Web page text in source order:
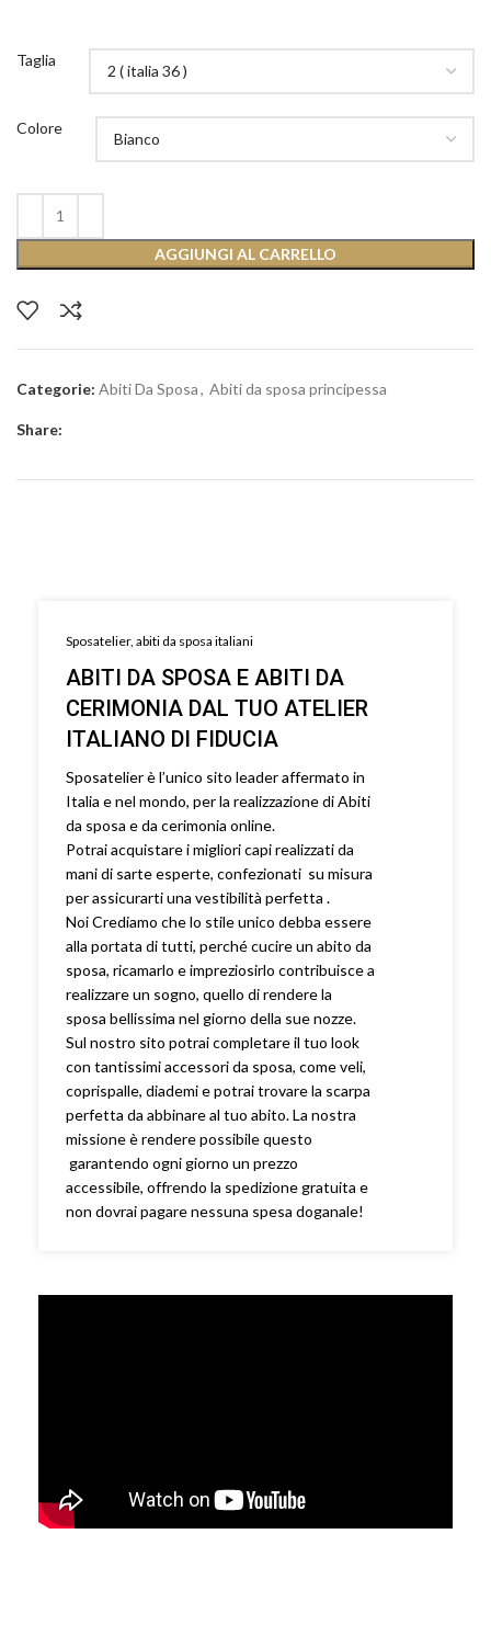
Taglia
Colore
AGGIUNGI AL CARRELLO
Categorie: Abiti Da Sposa, Abiti da sposa principessa
Share:
Sposatelier, abiti da sposa italiani
ABITI DA SPOSA E ABITI DA
CERIMONIA DAL TUO ATELIER
ITALIANO DI FIDUCIA
Sposatelier è l’unico sito leader affermato in
Italia e nel mondo, per la realizzazione di Abiti
da sposa e da cerimonia online.
Potrai acquistare i migliori capi realizzati da
mani di sarte esperte, confezionati su misura
per assicurarti una vestibilità perfetta .
Noi Crediamo che lo stile unico debba essere
alla portata di tutti, perché cucire un abito da
sposa, ricamarlo e impreziosirlo contribuisce a
realizzare un sogno, quello di rendere la
sposa bellissima nel giorno della sue nozze.
Sul nostro sito potrai completare il tuo look
con tantissimi accessori da sposa, come veli,
coprispalle, diademi e potrai trovare la scarpa
perfetta da abbinare al tuo abito. La nostra
missione è rendere possibile questo
garantendo ogni giorno un prezzo
accessibile, offrendo la spedizione gratuita e
non dovrai pagare nessuna spesa doganale!